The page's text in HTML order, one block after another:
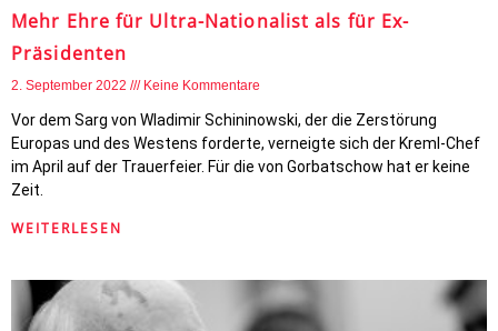
Mehr Ehre für Ultra-Nationalist als für Ex-
Präsidenten
2. September 2022 Keine Kommentare
Vor dem Sarg von Wladimir Schininowski, der die Zerstörung
Europas und des Westens forderte, verneigte sich der Kreml-Chef
im April auf der Trauerfeier. Für die von Gorbatschow hat er keine
Zeit.
WEITERLESEN